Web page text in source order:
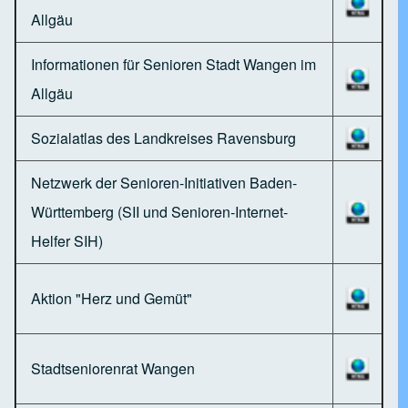
Allgäu
Informationen für Senioren Stadt Wangen im
Allgäu
Sozialatlas des Landkreises Ravensburg
Netzwerk der Senioren-Initiativen Baden-
Württemberg (SII und Senioren-Internet-
Helfer SIH)
Aktion "Herz und Gemüt"
Stadtseniorenrat Wangen